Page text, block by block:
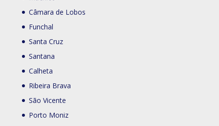
Câmara de Lobos
Funchal
Santa Cruz
Santana
Calheta
Ribeira Brava
São Vicente
Porto Moniz